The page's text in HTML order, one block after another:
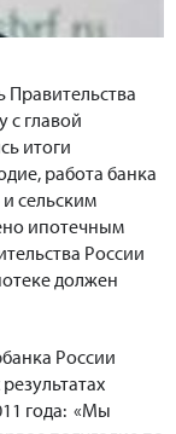
Правительства
с главой
итоги
работа банка
сельским
ипотечным
России
должен
России
года: «Мы